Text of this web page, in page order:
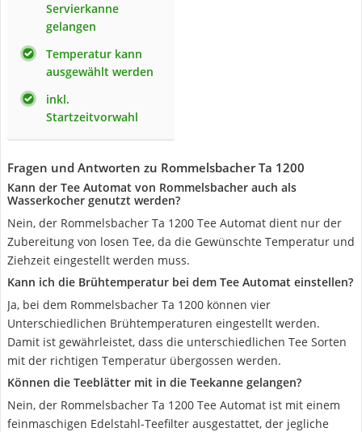
Servierkanne
gelangen
Temperatur kann
ausgewählt werden
inkl.
Startzeitvorwahl
Fragen und Antworten zu Rommelsbacher Ta 1200
Kann der Tee Automat von Rommelsbacher auch als
Wasserkocher genutzt werden?
Nein, der Rommelsbacher Ta 1200 Tee Automat dient nur der
Zubereitung von losen Tee, da die Gewünschte Temperatur und
Ziehzeit eingestellt werden muss.
Kann ich die Brühtemperatur bei dem Tee Automat einstellen?
Ja, bei dem Rommelsbacher Ta 1200 können vier
Unterschiedlichen Brühtemperaturen eingestellt werden.
Damit ist gewährleistet, dass die unterschiedlichen Tee Sorten
mit der richtigen Temperatur übergossen werden.
Können die Teeblätter mit in die Teekanne gelangen?
Nein, der Rommelsbacher Ta 1200 Tee Automat ist mit einem
feinmaschigen Edelstahl-Teefilter ausgestattet, der jegliche